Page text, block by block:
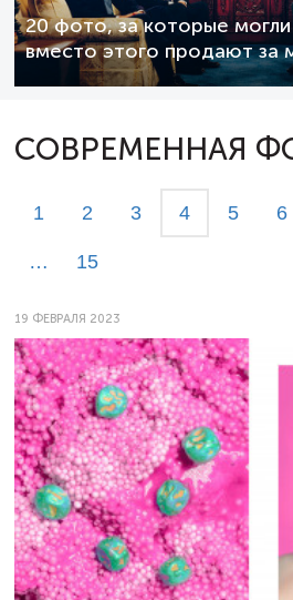
20 фото, за которые
вместо этого продают за
СОВРЕМЕННАЯ
1 2 3 4 5 6
… 15
19 ФЕВРАЛЯ 2023